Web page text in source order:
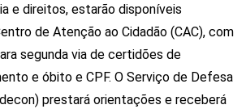
e direitos, estarão disponíveis
de Atenção ao Cidadão (CAC), com
segunda via de certidões de
e óbito e CPF. O Serviço de Defesa
prestará orientações e receberá